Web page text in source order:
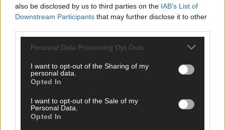
also be disclosed by us to third parties on the IAB’s List of
Downstream Participants that may further disclose it to other
Personal Data Processing Opt Outs
I want to opt-out of the Sharing of my
personal data.
Opted In
I want to opt-out of the Sale of my
Personal Data.
Opted In
KOMMENTAR
Mai 2026
Eurovision Song Contest 2026: Das erste Halbfinale – der
Abend in Bildern
Mai 2026